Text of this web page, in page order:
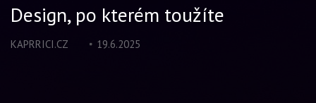
Design, po kterém toužíte
KAPRRICI.CZ 19.6.2025